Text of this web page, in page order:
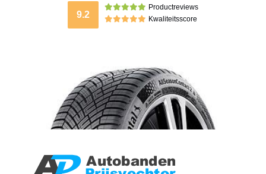
9.2
Productreviews
Kwaliteitsscore